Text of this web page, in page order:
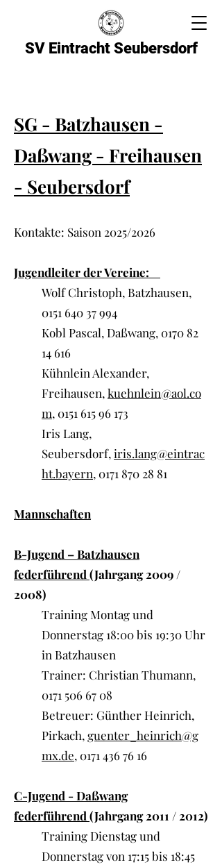
SV Eintracht Seubersdorf
SG - Batzhausen -
Daßwang - Freihausen
- Seubersdorf
Kontakte: Saison 2025/2026
Jugendleiter der Vereine:
Wolf Christoph, Batzhausen,
0151 640 37 994
Kobl Pascal, Daßwang, 0170 82
14 616
Kühnlein Alexander,
Freihausen,kuehnlein@aol.co
m, 0151 615 96 173
Iris Lang,
Seubersdorf,iris.lang@eintrac
ht.bayern, 0171 870 28 81
Mannschaften
B-Jugend – Batzhausen
federführend (Jahrgang 2009 /
2008)
Training Montag und
Donnerstag 18:00 bis 19:30 Uhr
in Batzhausen
Trainer: Christian Thumann,
0171 506 67 08
Betreuer: Günther Heinrich,
Pirkach,guenter_heinrich@g
mx.de, 0171 436 76 16
C-Jugend - Daßwang
federführend (Jahrgang 2011 / 2012)
Training Dienstag und
Donnerstag von 17:15 bis 18:45